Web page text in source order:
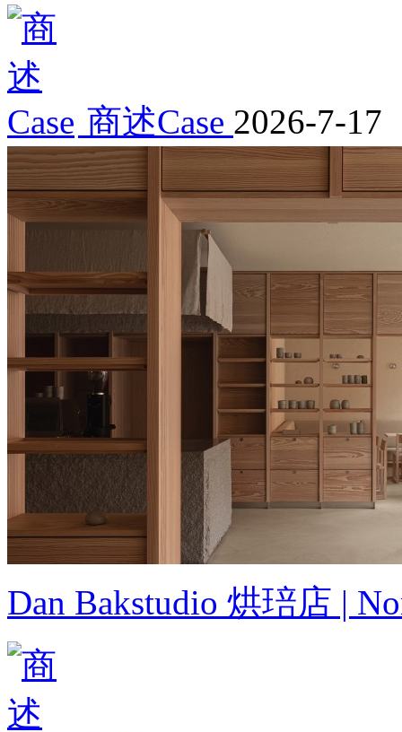
商述Case 2026-7-17
Dan Bakstudio 烘琣店 |